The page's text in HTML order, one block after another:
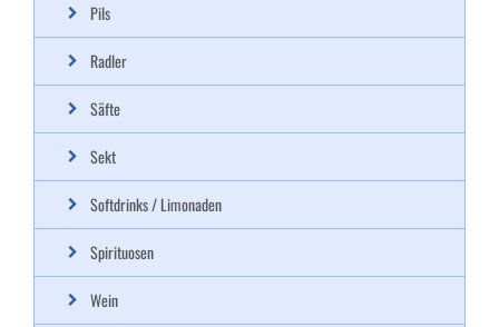
Pils
Radler
Säfte
Sekt
Softdrinks / Limonaden
Spirituosen
Wein